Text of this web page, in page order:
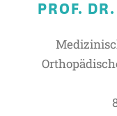
PROF.